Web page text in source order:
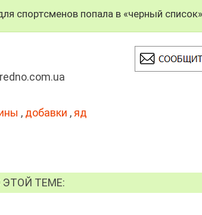
спортсменов попала в «черный список»
, добавки , яд
ТЕМЕ: